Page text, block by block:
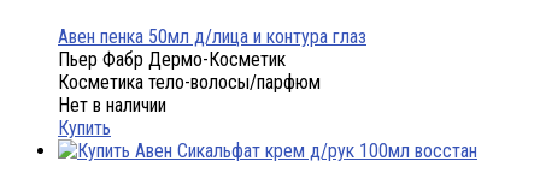
Авен пенка 50мл д/лица и контура глаз
Пьер Фабр Дермо-Косметик
Косметика тело-волосы/парфюм
Нет в наличии
Купить